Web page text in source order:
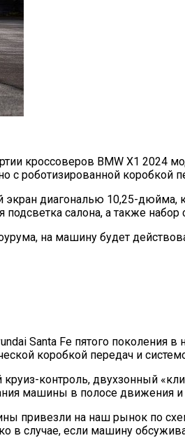
кроссоверов BMW X1 2024
роботизированной коробкой
экран диагональю 10,25-
салона, а также
на машину будет
Santa Fe пятого поколения
коробкой передач и
контроль, двухзонный
машины в полосе движения и
привезли на наш рынок по
в случае, если машину